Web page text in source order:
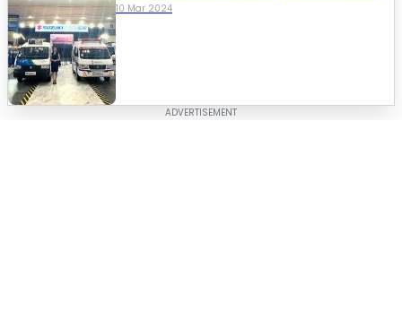
10 Mar 2024